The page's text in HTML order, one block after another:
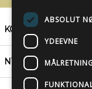
KONTAKT
NYHEDSBREV
ABSOLUT
YDEEVNE